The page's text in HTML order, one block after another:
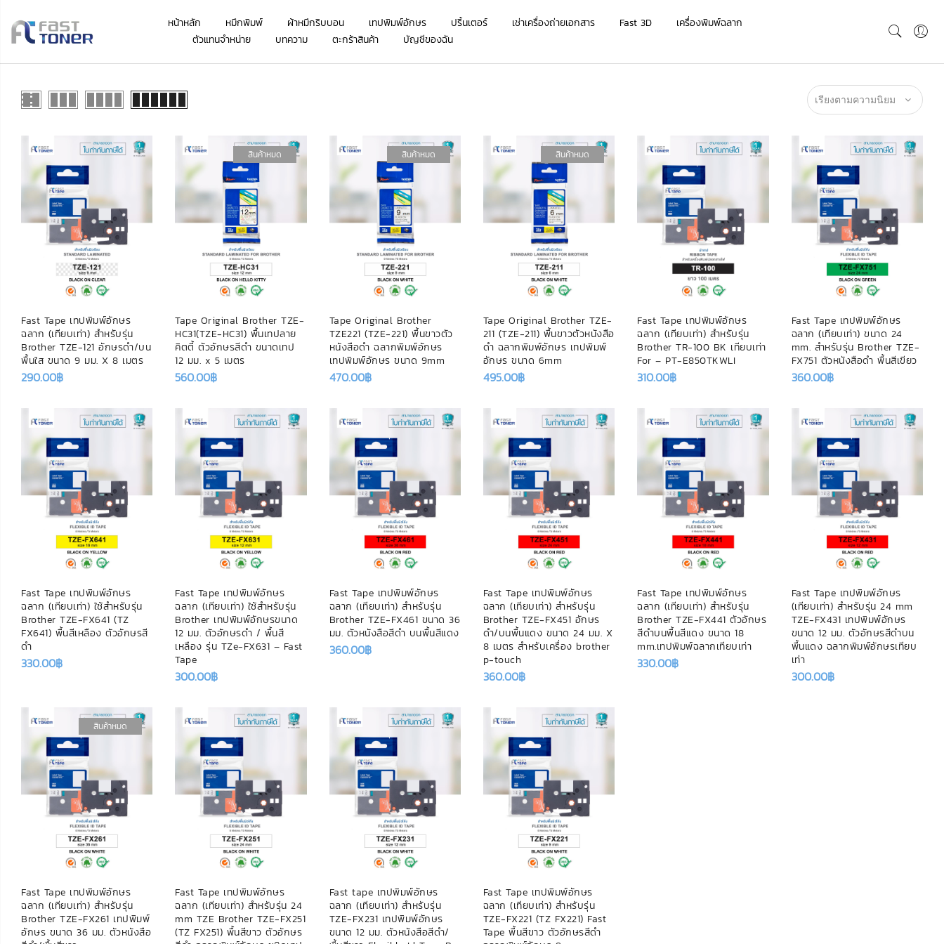
หน้าหลัก หมึกพิมพ์ ผ้าหมึกริบบอน เทปพิมพ์อักษร ปริ้นเตอร์ เช่าเครื่องถ่ายเอกสาร Fast 3D
เครื่องพิมพ์ฉลาก
ตัวแทนจำหน่าย
บทความ ตะกร้าสินค้า บัญชีของฉัน
Fast Tape เทปพิมพ์อักษร
ฉลาก (เทียบเท่า) สำหรับรุ่น
Brother TZE-121 อักษรดำ/บน
พื้นใส ขนาด 9 มม. X 8 เมตร
290.00฿
สินค้าหมด
Tape Original Brother TZE-
HC31(TZE-HC31) พื้นเทปลาย
คิตตี้ ตัวอักษรสีดำ ขนาดเทป
12 มม. x 5 เมตร
560.00฿
สินค้าหมด
Tape Original Brother
TZE221 (TZE-221) พื้นขาวตัว
หนังสือดำ ฉลากพิมพ์อักษร
เทปพิมพ์อักษร ขนาด 9mm
470.00฿
สินค้าหมด
Tape Original Brother TZE-
211 (TZE-211) พื้นขาวตัวหนังสือ
ดำ ฉลากพิมพ์อักษร เทปพิมพ์
อักษร ขนาด 6mm
495.00฿
Fast Tape เทปพิมพ์อักษร
ฉลาก (เทียบเท่า) สำหรับรุ่น
Brother TR-100 BK เทียบเท่า
For – PT-E850TKWLI
310.00฿
Fast Tape เทปพิมพ์อักษร
ฉลาก (เทียบเท่า) ขนาด 24
mm. สำหรับรุ่น Brother TZE-
FX751 ตัวหนังสือดำ พื้นสีเขียว
360.00฿
Fast Tape เทปพิมพ์อักษร
ฉลาก (เทียบเท่า) ใช้สำหรับรุ่น
Brother TZE-FX641 (TZ
FX641) พื้นสีเหลือง ตัวอักษรสี
ดำ
330.00฿
Fast Tape เทปพิมพ์อักษร
ฉลาก (เทียบเท่า) ใช้สำหรับรุ่น
Brother เทปพิมพ์อักษรขนาด
12 มม. ตัวอักษรดำ / พื้นสี
เหลือง รุ่น TZe-FX631 – Fast
Tape
300.00฿
Fast Tape เทปพิมพ์อักษร
ฉลาก (เทียบเท่า) สำหรับรุ่น
Brother TZE-FX461 ขนาด 36
มม. ตัวหนังสือสีดำ บนพื้นสีแดง
360.00฿
Fast Tape เทปพิมพ์อักษร
ฉลาก (เทียบเท่า) สำหรับรุ่น
Brother TZE-FX451 อักษร
ดำ/บนพื้นแดง ขนาด 24 มม. X
8 เมตร สำหรับเครื่อง brother
p-touch
360.00฿
Fast Tape เทปพิมพ์อักษร
ฉลาก (เทียบเท่า) สำหรับรุ่น
Brother TZE-FX441 ตัวอักษร
สีดำบนพื้นสีแดง ขนาด 18
mm.เทปพิมพ์ฉลากเทียบเท่า
330.00฿
Fast Tape เทปพิมพ์อักษร
(เทียบเท่า) สำหรับรุ่น 24 mm
TZE-FX431 เทปพิมพ์อักษร
ขนาด 12 มม. ตัวอักษรสีดำบน
พื้นแดง ฉลากพิมพ์อักษรเทียบ
เท่า
300.00฿
สินค้าหมด
Fast Tape เทปพิมพ์อักษร
ฉลาก (เทียบเท่า) สำหรับรุ่น
Brother TZE-FX261 เทปพิมพ์
อักษร ขนาด 36 มม. ตัวหนังสือ
Fast Tape เทปพิมพ์อักษร
ฉลาก (เทียบเท่า) สำหรับรุ่น 24
mm TZE Brother TZE-FX251
(TZ FX251) พื้นสีขาว ตัวอักษร
Fast tape เทปพิมพ์อักษร
ฉลาก (เทียบเท่า) สำหรับรุ่น
TZE-FX231 เทปพิมพ์อักษร
ขนาด 12 มม. ตัวหนังสือสีดำ/
Fast Tape เทปพิมพ์อักษร
ฉลาก (เทียบเท่า) สำหรับรุ่น
TZE-FX221 (TZ FX221) Fast
Tape พื้นสีขาว ตัวอักษรสีดำ